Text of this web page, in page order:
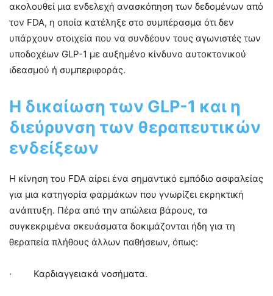
ακολουθεί μια ενδελεχή ανασκόπηση των δεδομένων από
τον FDA, η οποία κατέληξε στο συμπέρασμα ότι δεν
υπάρχουν στοιχεία που να συνδέουν τους αγωνιστές των
υποδοχέων GLP-1 με αυξημένο κίνδυνο αυτοκτονικού
ιδεασμού ή συμπεριφοράς.
Η δικαίωση των GLP-1 και η
διεύρυνση των θεραπευτικών
ενδείξεων
Η κίνηση του FDA αίρει ένα σημαντικό εμπόδιο ασφαλείας
για μια κατηγορία φαρμάκων που γνωρίζει εκρηκτική
ανάπτυξη. Πέρα από την απώλεια βάρους, τα
συγκεκριμένα σκευάσματα δοκιμάζονται ήδη για τη
θεραπεία πλήθους άλλων παθήσεων, όπως:
· Καρδιαγγειακά νοσήματα.